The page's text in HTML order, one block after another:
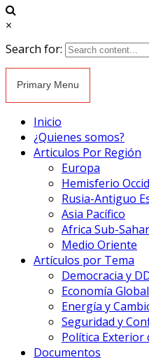
×
Search for:
Primary Menu
Inicio
¿Quienes somos?
Articulos Por Región
Europa
Hemisferio
Rusia-Antiguo
Asia Pacífico
Africa Sub-
Medio Oriente
Artículos por Tema
Democracia y
Economía Global
Energía y
Seguridad y
Política Exterior
Documentos